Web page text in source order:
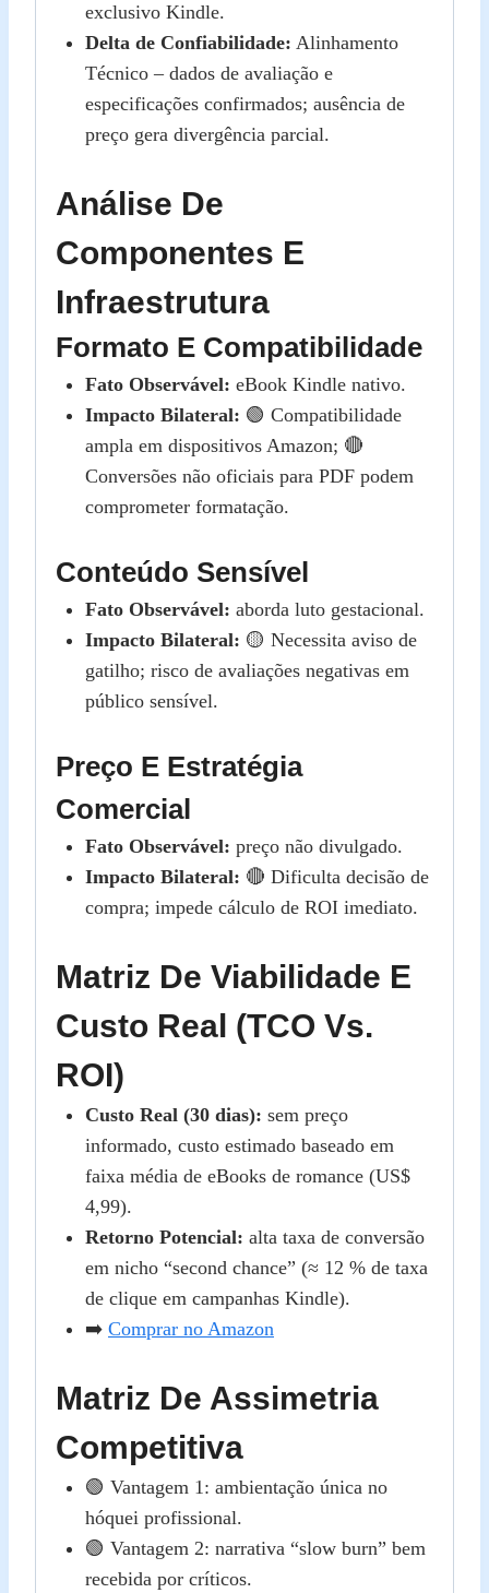
exclusivo Kindle.
Delta de Confiabilidade: Alinhamento
Técnico – dados de avaliação e
especificações confirmados; ausência de
preço gera divergência parcial.
Análise De
Componentes E
Infraestrutura
Formato E Compatibilidade
Fato Observável: eBook Kindle nativo.
Impacto Bilateral: 🟢 Compatibilidade
ampla em dispositivos Amazon; 🔴
Conversões não oficiais para PDF podem
comprometer formatação.
Conteúdo Sensível
Fato Observável: aborda luto gestacional.
Impacto Bilateral: 🟡 Necessita aviso de
gatilho; risco de avaliações negativas em
público sensível.
Preço E Estratégia
Comercial
Fato Observável: preço não divulgado.
Impacto Bilateral: 🔴 Dificulta decisão de
compra; impede cálculo de ROI imediato.
Matriz De Viabilidade E
Custo Real (TCO Vs.
ROI)
Custo Real (30 dias): sem preço
informado, custo estimado baseado em
faixa média de eBooks de romance (US$
4,99).
Retorno Potencial: alta taxa de conversão
em nicho “second chance” (≈ 12 % de taxa
de clique em campanhas Kindle).
➡️ Comprar no Amazon
Matriz De Assimetria
Competitiva
🟢 Vantagem 1: ambientação única no
hóquei profissional.
🟢 Vantagem 2: narrativa “slow burn” bem
recebida por críticos.